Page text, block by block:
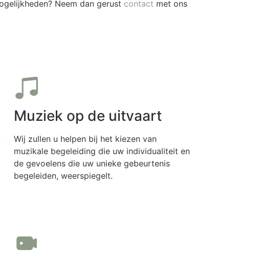
Neem dan gerust contact met ons
Muziek op de uitvaart
Wij zullen u helpen bij het kiezen van
muzikale begeleiding die uw individualiteit en
de gevoelens die uw unieke gebeurtenis
begeleiden, weerspiegelt.